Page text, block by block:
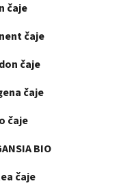
čaje
čaje
čaje
čaje
čaje
BIO
čaje